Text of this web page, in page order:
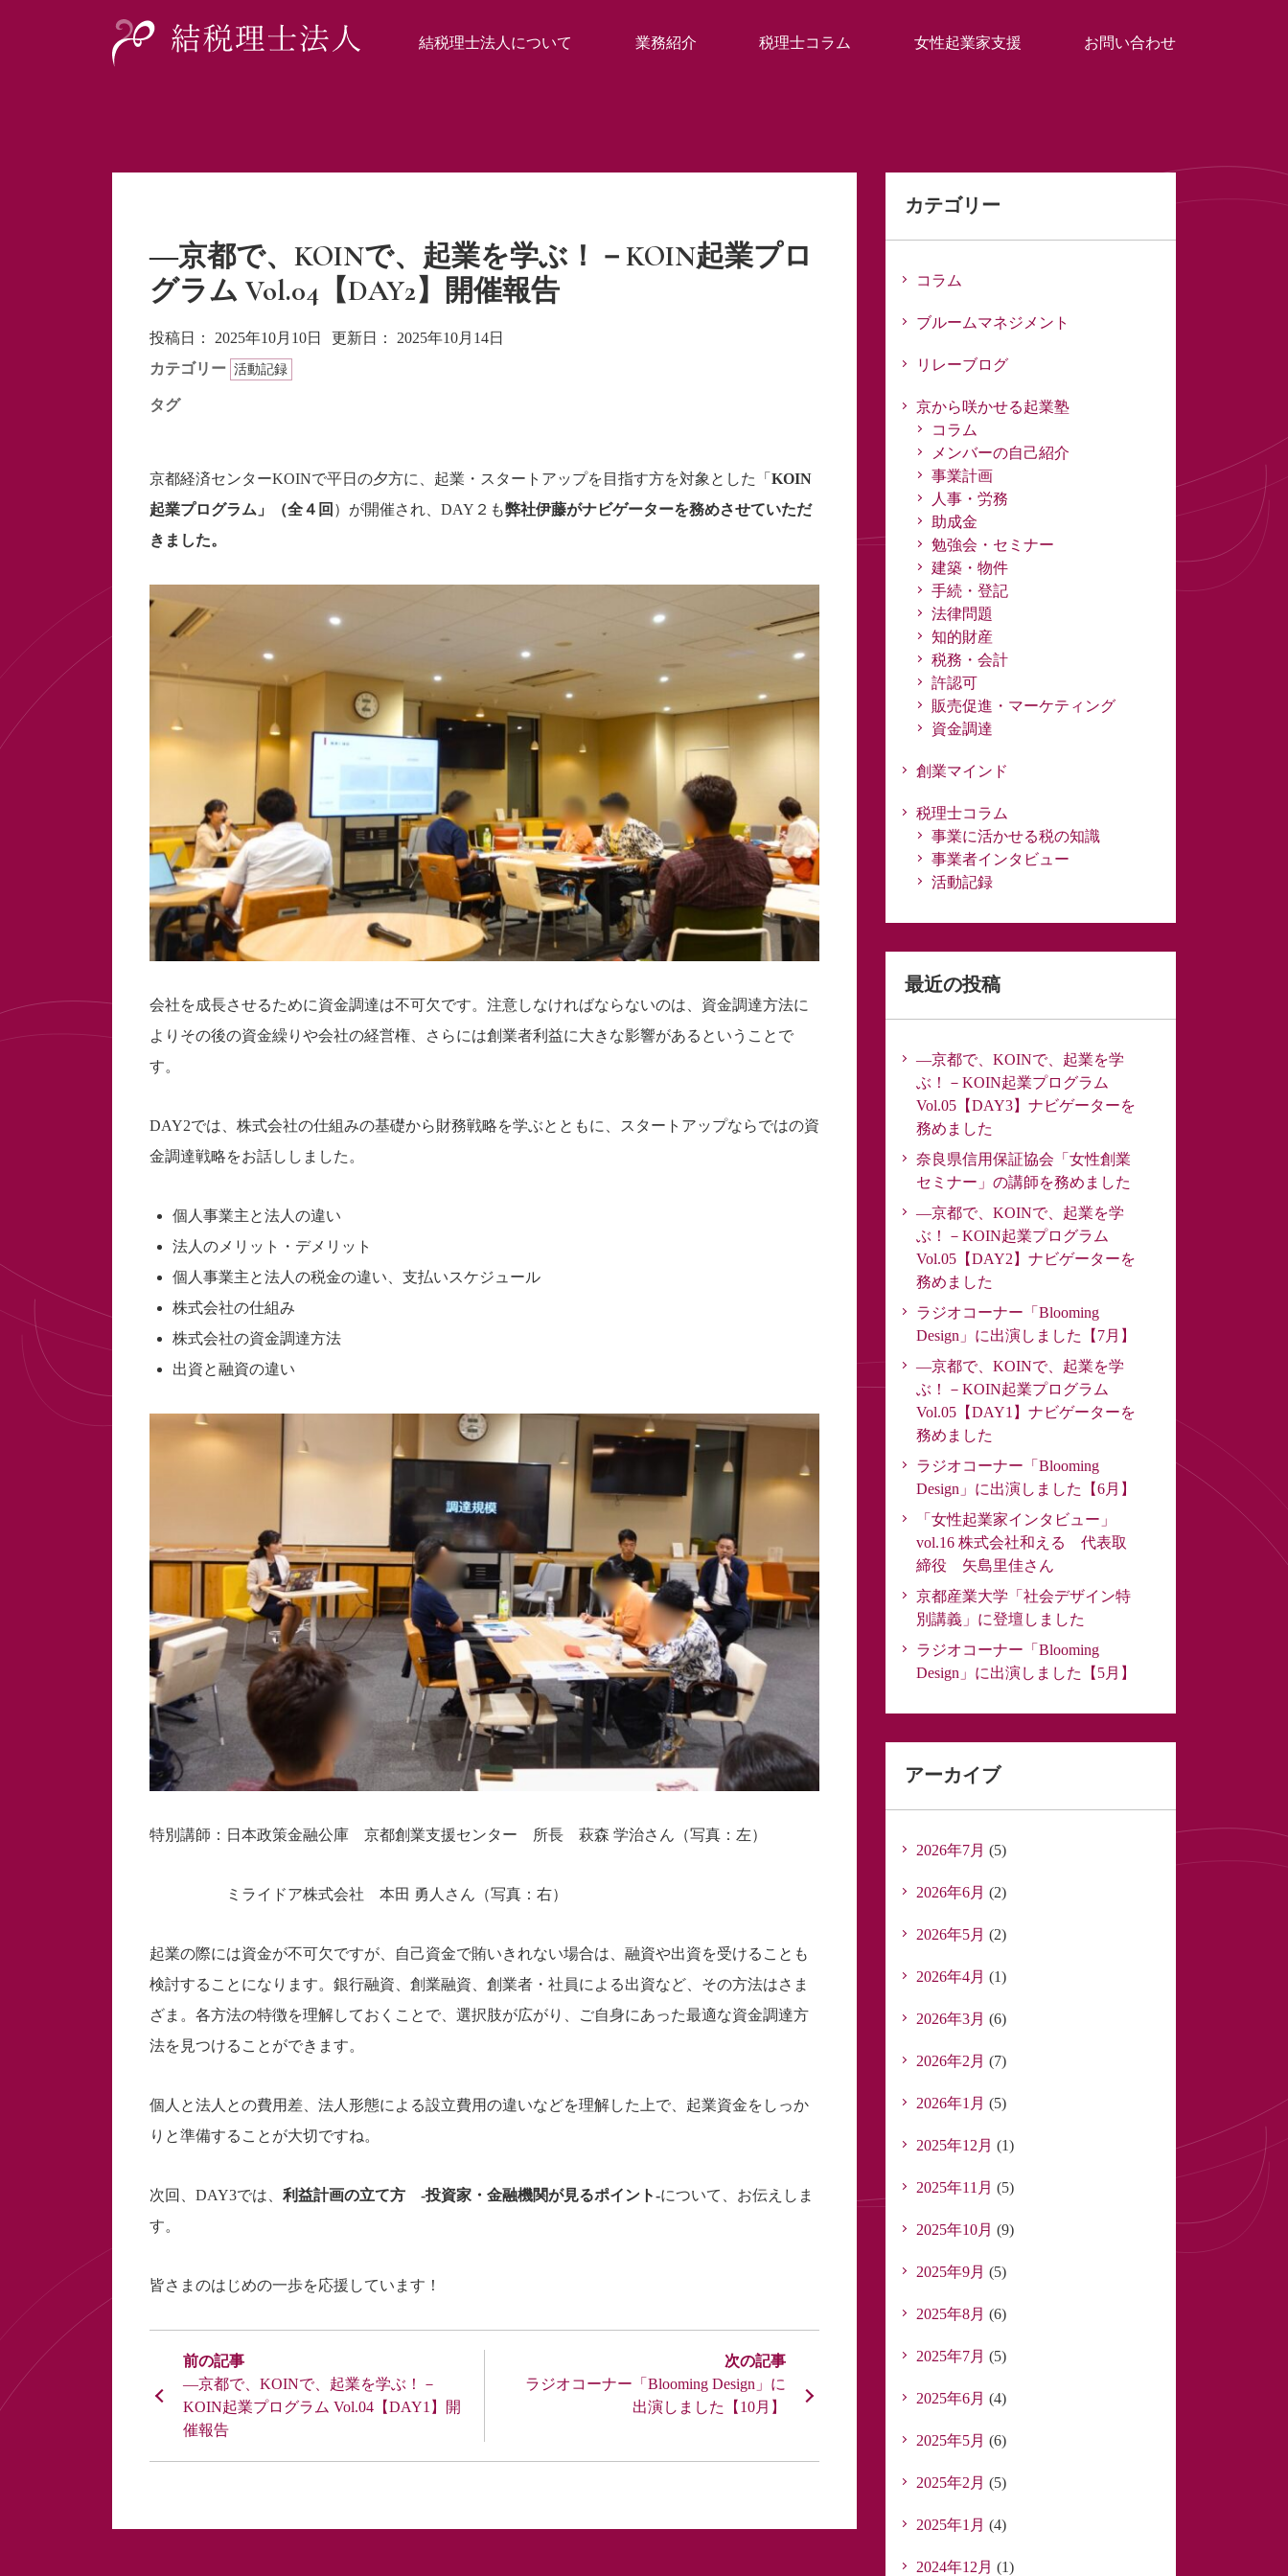
結税理士法人について 業務紹介 税理士コラム 女性起業家支援 お問い合わせ
―京都で、KOINで、起業を学ぶ！－KOIN起業プロ
グラム Vol.04【DAY2】開催報告
投稿日： 2025年10月10日 更新日：
2025年10月14日
カテゴリー 活動記録
タグ
京都経済センターKOINで平日の夕方に、起業・スタートアップを目指す方を対象とした「 KOIN
起業プログラム」（全４回 ）が開催され、DAY２も弊社伊藤がナビゲーターを務めさせていただ
きました。
会社を成長させるために資金調達は不可欠です。注意しなければならないのは、資金調達方法に
よりその後の資金繰りや会社の経営権、さらには創業者利益に大きな影響があるということで
す。
DAY2では、株式会社の仕組みの基礎から財務戦略を学ぶとともに、スタートアップならではの資
金調達戦略をお話ししました。
個人事業主と法人の違い
法人のメリット・デメリット
個人事業主と法人の税金の違い、支払いスケジュール
株式会社の仕組み
株式会社の資金調達方法
出資と融資の違い
特別講師：日本政策金融公庫 京都創業支援センター 所長 萩森 学治さん（写真：左）
ミライドア株式会社 本田 勇人さん（写真：右）
起業の際には資金が不可欠ですが、自己資金で賄いきれない場合は、融資や出資を受けることも
検討することになります。銀行融資、創業融資、創業者・社員による出資など、その方法はさま
ざま。各方法の特徴を理解しておくことで、選択肢が広がり、ご自身にあった最適な資金調達方
法を見つけることができます。
個人と法人との費用差、法人形態による設立費用の違いなどを理解した上で、起業資金をしっか
りと準備することが大切ですね。
次回、DAY3では、 利益計画の立て方 -投資家・金融機関が見るポイント-について、お伝えしま
す。
皆さまのはじめの一歩を応援しています！
―京都で、KOINで、起業を学ぶ！－
KOIN起業プログラム Vol.04【DAY1】開
催報告
ラジオコーナー「Blooming Design」に
出演しました【10月】
カテゴリー
コラム
ブルームマネジメント
リレーブログ
京から咲かせる起業塾
コラム
メンバーの自己紹介
事業計画
人事・労務
助成金
勉強会・セミナー
建築・物件
手続・登記
法律問題
知的財産
税務・会計
許認可
販売促進・マーケティング
資金調達
創業マインド
税理士コラム
事業に活かせる税の知識
事業者インタビュー
活動記録
最近の投稿
―京都で、KOINで、起業を学
ぶ！－KOIN起業プログラム
Vol.05【DAY3】ナビゲーターを
務めました
奈良県信用保証協会「女性創業
セミナー」の講師を務めました
―京都で、KOINで、起業を学
ぶ！－KOIN起業プログラム
Vol.05【DAY2】ナビゲーターを
務めました
ラジオコーナー「Blooming
Design」に出演しました【7月】
―京都で、KOINで、起業を学
ぶ！－KOIN起業プログラム
Vol.05【DAY1】ナビゲーターを
務めました
ラジオコーナー「Blooming
Design」に出演しました【6月】
「女性起業家インタビュー」
vol.16 株式会社和える 代表取
締役 矢島里佳さん
京都産業大学「社会デザイン特
別講義」に登壇しました
ラジオコーナー「Blooming
Design」に出演しました【5月】
アーカイブ
2026年7月 (5)
2026年6月 (2)
2026年5月 (2)
2026年4月 (1)
2026年3月 (6)
2026年2月 (7)
2026年1月 (5)
2025年12月 (1)
2025年11月 (5)
2025年10月 (9)
2025年9月 (5)
2025年8月 (6)
2025年7月 (5)
2025年6月 (4)
2025年5月 (6)
2025年2月 (5)
2025年1月 (4)
2024年12月 (1)